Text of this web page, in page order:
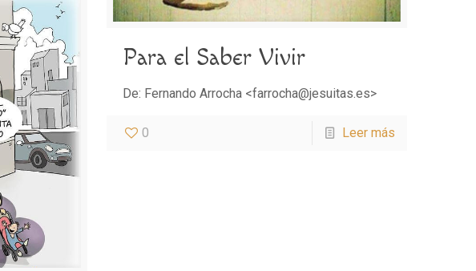
Para el Saber Vivir
De: Fernando Arrocha <farrocha@jesuitas.es>
0 Leer más